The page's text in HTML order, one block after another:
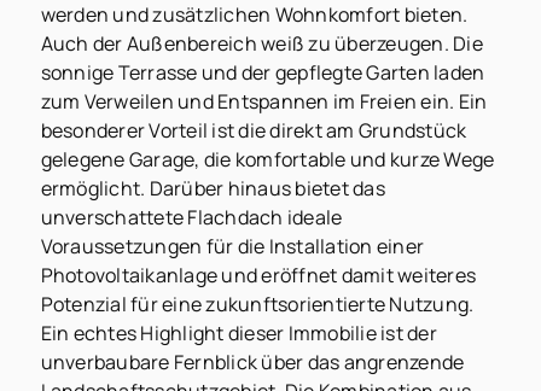
werden und zusätzlichen Wohnkomfort bieten.
Auch der Außenbereich weiß zu überzeugen. Die
sonnige Terrasse und der gepflegte Garten laden
zum Verweilen und Entspannen im Freien ein. Ein
besonderer Vorteil ist die direkt am Grundstück
gelegene Garage, die komfortable und kurze Wege
ermöglicht. Darüber hinaus bietet das
unverschattete Flachdach ideale
Voraussetzungen für die Installation einer
Photovoltaikanlage und eröffnet damit weiteres
Potenzial für eine zukunftsorientierte Nutzung.
Ein echtes Highlight dieser Immobilie ist der
unverbaubare Fernblick über das angrenzende